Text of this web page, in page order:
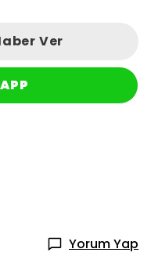
Ver
Yorum Yap